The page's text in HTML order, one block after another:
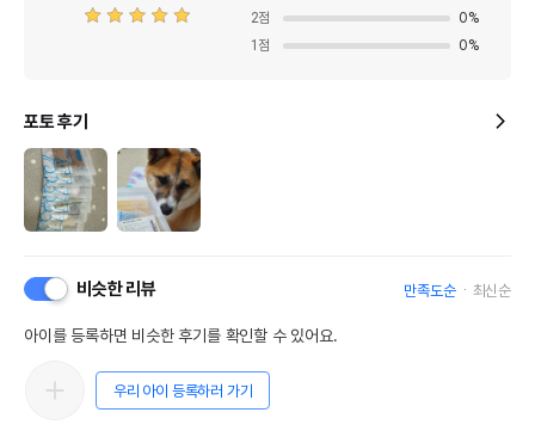
2점 0%
1 점 0%
포토 후기
비슷한 리뷰 만족도순 최신순
아이를 등록하면 비슷한 후기를 확인할 수 있어요.
우리 아이 등록하러 가기